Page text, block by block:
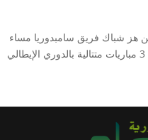
عن هز شباك فريق سامبدوريا مساء
السبت الماضي، ليصوم عن التسجيل في 3 مباريات متتالية بالدوري الإيطالي